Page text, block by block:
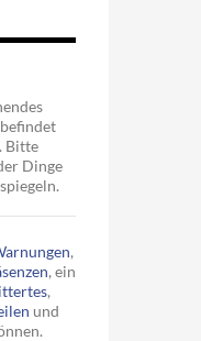
Bitte
Dinge
,
, ein
,
und